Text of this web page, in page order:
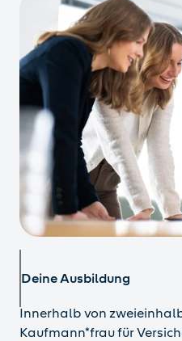
Deine Ausbildung
Innerhalb von
Kaufmann*frau für